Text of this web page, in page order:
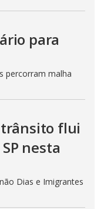
para
percorram malha
flui
nesta
Dias e Imigrantes